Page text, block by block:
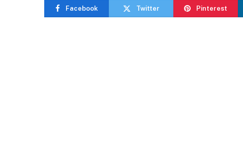
Facebook Twitter Pinterest